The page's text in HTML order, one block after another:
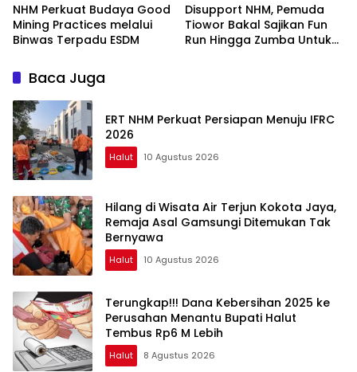
NHM Perkuat Budaya Good
Mining Practices melalui
Binwas Terpadu ESDM
Disupport NHM, Pemuda
Tiowor Bakal Sajikan Fun
Run Hingga Zumba Untuk
Baca Juga
ERT NHM Perkuat Persiapan Menuju IFRC
2026
Halut 10 Agustus 2026
Hilang di Wisata Air Terjun Kokota Jaya,
Remaja Asal Gamsungi Ditemukan Tak
Bernyawa
Halut 10 Agustus 2026
Terungkap!!! Dana Kebersihan 2025 ke
Perusahan Menantu Bupati Halut
Tembus Rp6 M Lebih
Halut 8 Agustus 2026